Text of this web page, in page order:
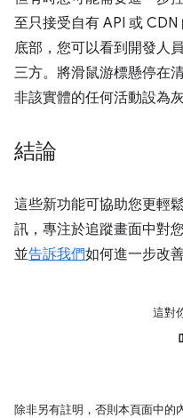
至只接受自有 API 或 CDN
底部，您可以看到開發人
三方。將滑鼠游標懸停在
非該實體的任何活動設為灰
結論
這些新功能可協助您更輕
訊，專注於追蹤畫面中對
並告訴我們如何進一步改
這對
除非另有註明，否則本頁面中的